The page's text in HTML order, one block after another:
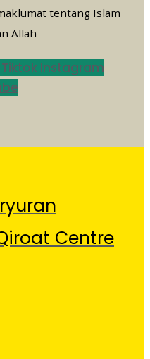
tentang Islam
Allah
Tiktok Instagram
Qiroat Centre